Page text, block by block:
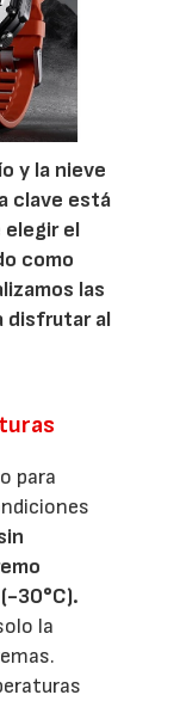
y la nieve
clave está
elegir el
como
las
disfrutar al
para
30°C).
la